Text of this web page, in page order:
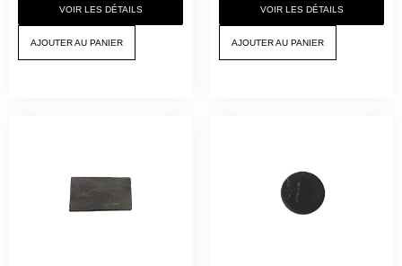
VOIR LES DÉTAILS
AJOUTER AU PANIER
VOIR LES DÉTAILS
AJOUTER AU PANIER